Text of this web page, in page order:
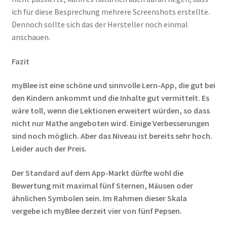
ich für diese Besprechung mehrere Screenshots erstellte.
Dennoch sollte sich das der Hersteller noch einmal
anschauen.
Fazit
myBlee ist eine schöne und sinnvolle Lern-App, die gut bei
den Kindern ankommt und die Inhalte gut vermittelt. Es
wäre toll, wenn die Lektionen erweitert würden, so dass
nicht nur Mathe angeboten wird. Einige Verbesserungen
sind noch möglich. Aber das Niveau ist bereits sehr hoch.
Leider auch der Preis.
Der Standard auf dem App-Markt dürfte wohl die
Bewertung mit maximal fünf Sternen, Mäusen oder
ähnlichen Symbolen sein. Im Rahmen dieser Skala
vergebe ich myBlee derzeit vier von fünf Pepsen.